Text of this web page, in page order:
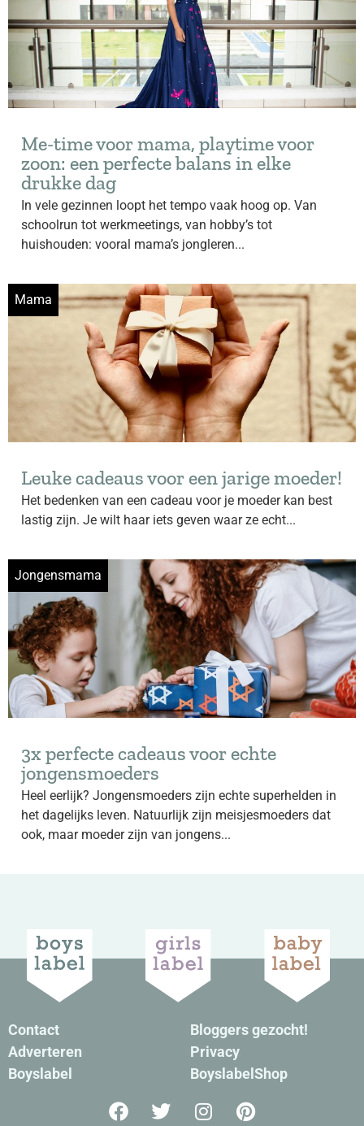
Me-time voor mama, playtime voor
zoon: een perfecte balans in elke
drukke dag
In vele gezinnen loopt het tempo vaak hoog op. Van
schoolrun tot werkmeetings, van hobby’s tot
huishouden: vooral mama’s jongleren...
Mama
Leuke cadeaus voor een jarige moeder!
Het bedenken van een cadeau voor je moeder kan best
lastig zijn. Je wilt haar iets geven waar ze echt...
Jongensmama
3x perfecte cadeaus voor echte
jongensmoeders
Heel eerlijk? Jongensmoeders zijn echte superhelden in
het dagelijks leven. Natuurlijk zijn meisjesmoeders dat
ook, maar moeder zijn van jongens...
Contact
Adverteren
Boyslabel
Bloggers gezocht!
Privacy
BoyslabelShop